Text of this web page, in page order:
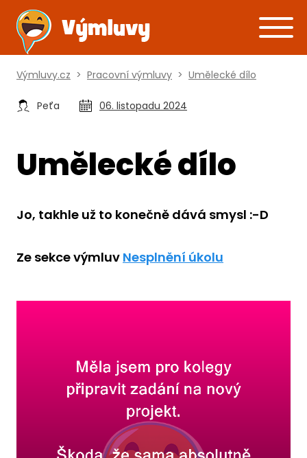
Výmluvy.cz > Pracovní výmluvy > Umělecké dílo
Peťa 06. listopadu 2024
Umělecké dílo
Jo, takhle už to konečně dává smysl :-D
Ze sekce výmluv Nesplnění úkolu